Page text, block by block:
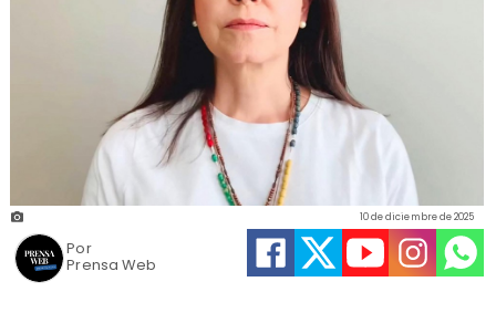
Prensa Web
10 de diciembre de 2025
Por